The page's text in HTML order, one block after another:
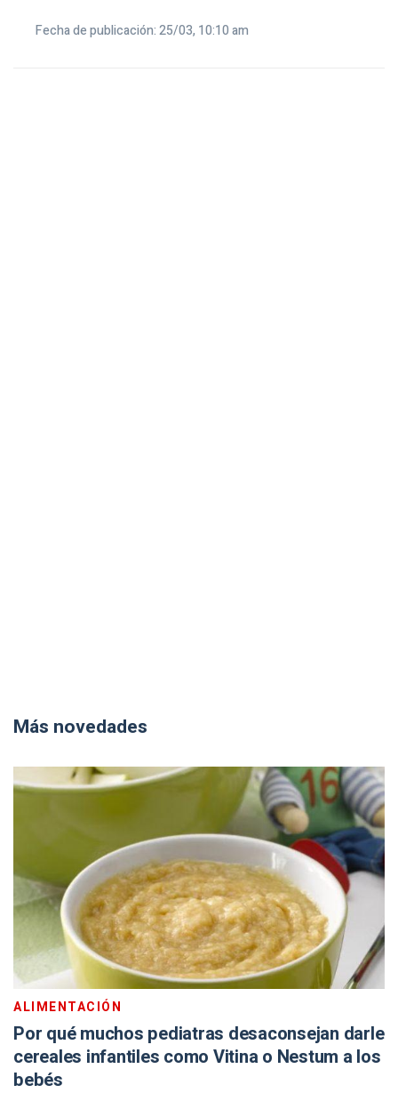
Fecha de publicación: 25/03, 10:10 am
Más novedades
ALIMENTACIÓN
Por qué muchos pediatras desaconsejan darle
cereales infantiles como Vitina o Nestum a los
bebés